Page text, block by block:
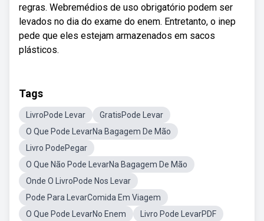
regras. Webremédios de uso obrigatório podem ser
levados no dia do exame do enem. Entretanto, o inep
pede que eles estejam armazenados em sacos
plásticos.
Tags
LivroPode Levar
GratisPode Levar
O Que Pode LevarNa Bagagem De Mão
Livro PodePegar
O Que Não Pode LevarNa Bagagem De Mão
Onde O LivroPode Nos Levar
Pode Para LevarComida Em Viagem
O Que Pode LevarNo Enem
Livro Pode LevarPDF